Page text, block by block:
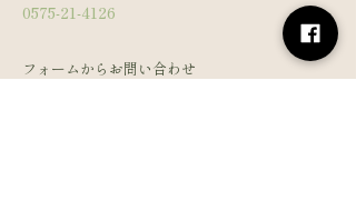
0575-21-4126
フォームからお問い合わせ